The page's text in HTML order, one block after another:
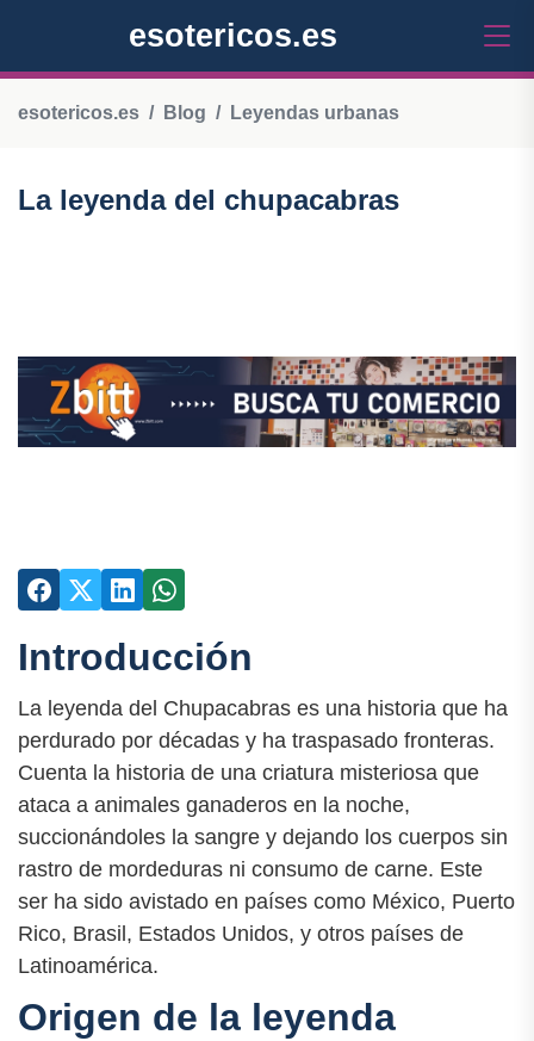
esotericos.es
esotericos.es Blog Leyendas urbanas
La leyenda del chupacabras
Introducción
La leyenda del Chupacabras es una historia que ha
perdurado por décadas y ha traspasado fronteras.
Cuenta la historia de una criatura misteriosa que
ataca a animales ganaderos en la noche,
succionándoles la sangre y dejando los cuerpos sin
rastro de mordeduras ni consumo de carne. Este
ser ha sido avistado en países como México, Puerto
Rico, Brasil, Estados Unidos, y otros países de
Latinoamérica.
Origen de la leyenda